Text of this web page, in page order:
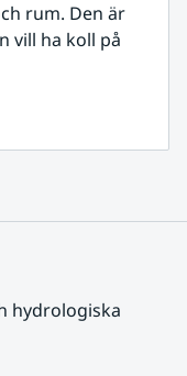
rum. Den är
vill ha koll på
hydrologiska